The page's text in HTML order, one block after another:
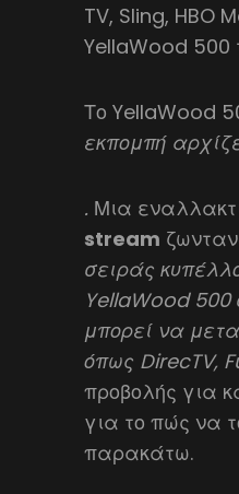
TV, Sling, HBO
YellaWood 500
Το YellaWood
εκπομπή
. Μια
stream
σειράς
YellaWood
μπορεί να
όπως DirecTV,
προβολής για
για το πώς να
παρακάτω.